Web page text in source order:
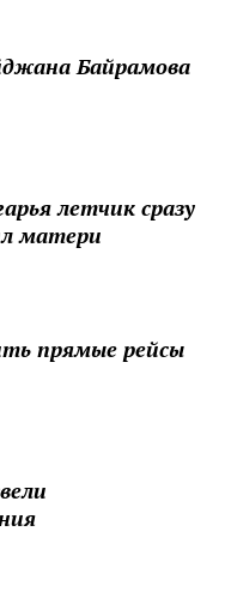
Байрамова
летчик сразу
матери
прямые рейсы